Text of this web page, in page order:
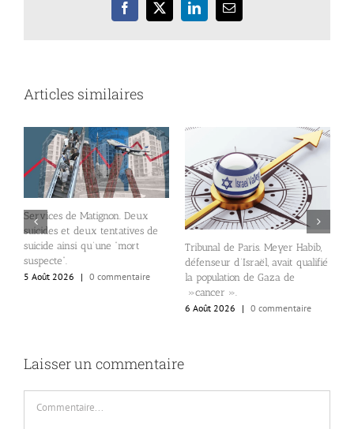
Facebook
X LinkedInEmail
Articles similaires
Services de Matignon. Deux
suicides et deux tentatives de
suicide ainsi qu’une “mort
suspecte”.
5 Août 2026
| 0 commentaire
Tribunal de Paris. Meyer Habib,
défenseur d’Israël, avait qualifié
la population de Gaza de
»cancer ».
6 Août 2026
| 0 commentaire
Laisser un commentaire